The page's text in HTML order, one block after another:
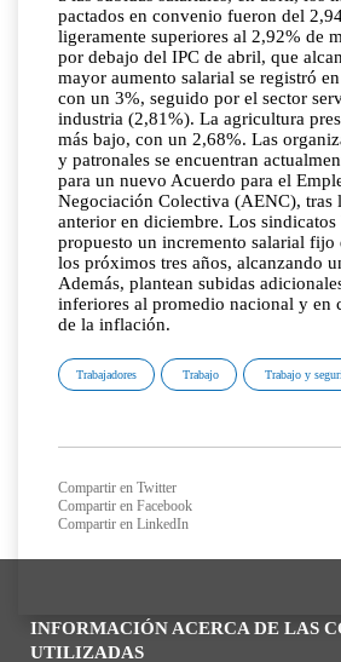
INFORMACIÓN ACERCA DE LAS
UTILIZADAS
pactados en convenio fueron del
ligeramente superiores al 2,92% de
por debajo del IPC de abril, que
mayor aumento salarial se registró
con un 3%, seguido por el sector
industria (2,81%). La agricultura
más bajo, con un 2,68%. Las
y patronales se encuentran
para un nuevo Acuerdo para el
Negociación Colectiva (AENC), tras
anterior en diciembre. Los
propuesto un incremento salarial fijo
los próximos tres años, alcanzando
Además, plantean subidas
inferiores al promedio nacional y en
de la inflación.
Trabajadores Trabajo Trabajo y
Compartir en Twitter
Compartir en Facebook
Compartir en LinkedIn